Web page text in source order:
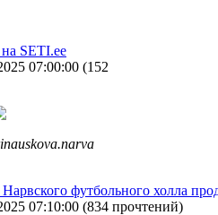
SETI.ee
07:00:00 (152
футбольного холла
07:10:00 (834 прочтений)